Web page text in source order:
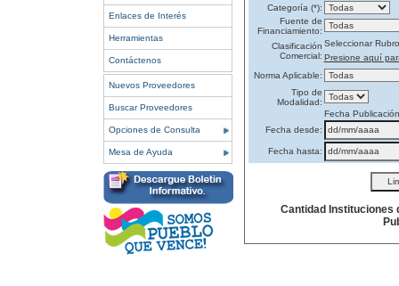
Enlaces de Interés
Herramientas
Contáctenos
Nuevos Proveedores
Buscar Proveedores
Opciones de Consulta
Mesa de Ayuda
Categoría (*):
Fuente de
Financiamiento:
Clasificación
Comercial:
Seleccionar Rubro
Presione aquí
Norma Aplicable:
Tipo de
Modalidad:
Fecha Publicación
Fecha desde:
Fecha hasta:
Cantidad Instituciones